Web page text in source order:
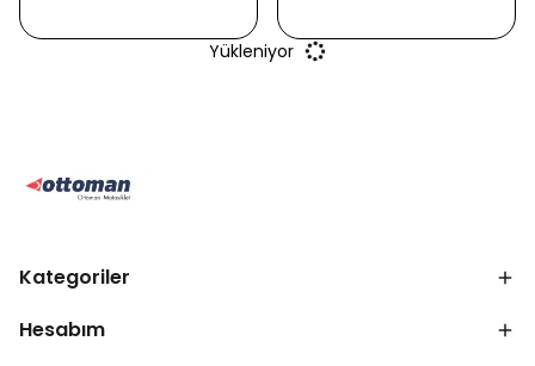
Yükleniyor
Kategoriler
Hesabım